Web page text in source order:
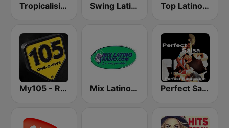
Tropicalisima.fm - Merengue Swing Latino FM Top Latino Radio
My105 - Ritmo Latino Mix Latino Radio Perfect Salsa